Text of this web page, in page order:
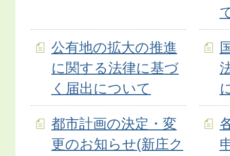
公有地の拡大の推進
に関する法律に基づ
く届出について
都市計画の決定・変
更のお知らせ(新庄ク